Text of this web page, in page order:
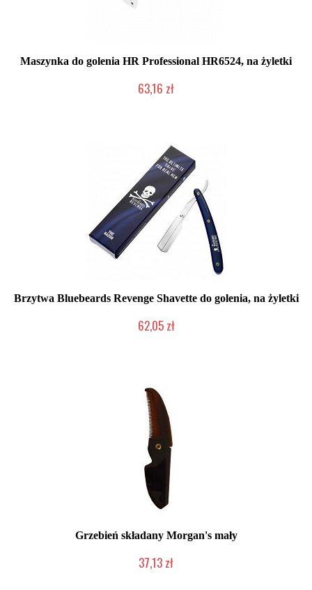
Maszynka do golenia HR Professional HR6524, na żyletki
63,16 zł
Brzytwa Bluebeards Revenge Shavette do golenia, na żyletki
62,05 zł
Grzebień składany Morgan's mały
37,13 zł